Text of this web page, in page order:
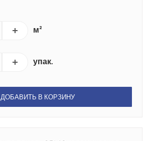
м²
упак.
ДОБАВИТЬ В КОРЗИНУ